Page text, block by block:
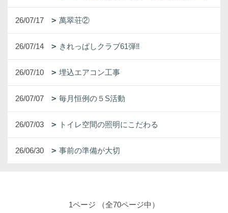
26/07/17 萬翠荘②
26/07/14 きれっぱしクラブ61弾‼
26/07/10 埋込エアコン工事
26/07/07 毎月恒例の５S活動
26/07/03 トイレ空間の照明にこだわる
26/06/30 事前の準備が大切
1ページ （全70ページ中）